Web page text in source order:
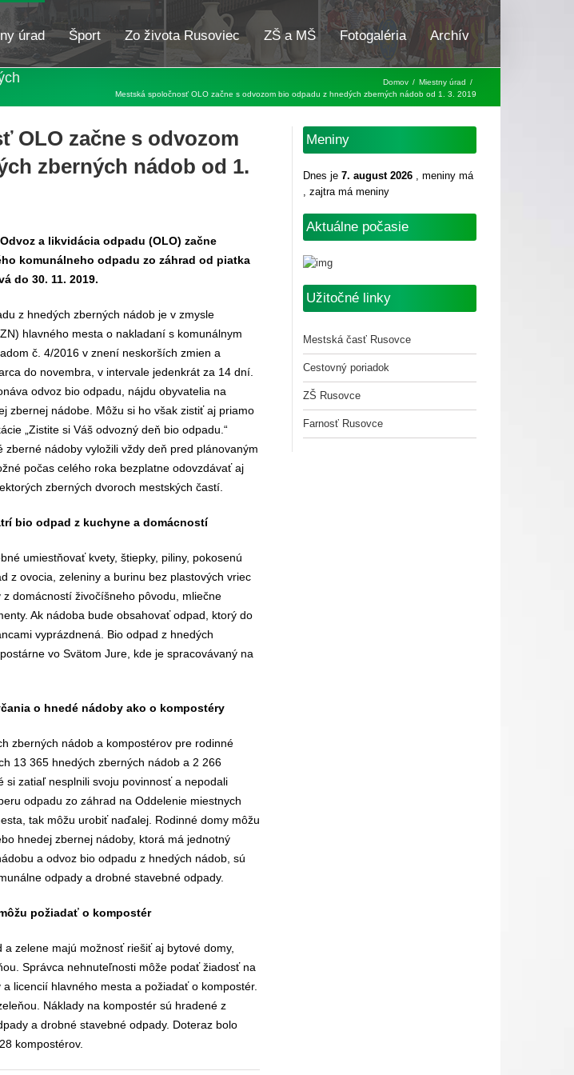
úrad Šport Zo života Rusoviec ZŠ a MŠ Fotogaléria Archív
Domov / Miestny úrad /
Mestská spoločnosť OLO začne s odvozom bio odpadu z hnedých zberných nádob od 1. 3. 2019
OLO začne s odvozom
zberných nádob od 1.
a likvidácia odpadu (OLO) začne
komunálneho odpadu zo záhrad od piatka
do 30. 11. 2019.
z hnedých zberných nádob je v zmysle
hlavného mesta o nakladaní s komunálnym
č. 4/2016 v znení neskorších zmien a
do novembra, v intervale jedenkrát za 14 dní.
odvoz bio odpadu, nájdu obyvatelia na
zbernej nádobe. Môžu si ho však zistiť aj priamo
„Zistite si Váš odvozný deň bio odpadu.“
nádoby vyložili vždy deň pred plánovaným
počas celého roka bezplatne odovzdávať aj
zberných dvoroch mestských častí.
bio odpad z kuchyne a domácností
umiestňovať kvety, štiepky, piliny, pokosenú
z ovocia, zeleniny a burinu bez plastových vriec
domácností živočíšneho pôvodu, mliečne
Ak nádoba bude obsahovať odpad, ktorý do
vyprázdnená. Bio odpad z hnedých
vo Svätom Jure, kde je spracovávaný na
o hnedé nádoby ako o kompostéry
zberných nádob a kompostérov pre rodinné
13 365 hnedých zberných nádob a 2 266
si zatiaľ nesplnili svoju povinnosť a nepodali
odpadu zo záhrad na Oddelenie miestnych
tak môžu urobiť naďalej. Rodinné domy môžu
hnedej zbernej nádoby, ktorá má jednotný
a odvoz bio odpadu z hnedých nádob, sú
odpady a drobné stavebné odpady.
požiadať o kompostér
zelene majú možnosť riešiť aj bytové domy,
Správca nehnuteľnosti môže podať žiadosť na
licencií hlavného mesta a požiadať o kompostér.
Náklady na kompostér sú hradené z
a drobné stavebné odpady. Doteraz bolo
kompostérov.
Meniny
Dnes je 7. august 2026 , meniny má
, zajtra má meniny
Aktuálne počasie
Užitočné linky
Mestská časť Rusovce
Cestovný poriadok
ZŠ Rusovce
Farnosť Rusovce